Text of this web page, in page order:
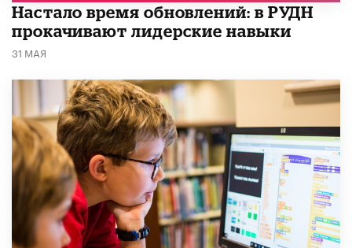
Настало время обновлений: в РУДН
прокачивают лидерские навыки
31 МАЯ